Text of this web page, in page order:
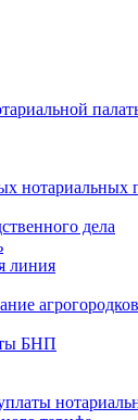
нотариальных
дела
линия
агрогородков
БНП